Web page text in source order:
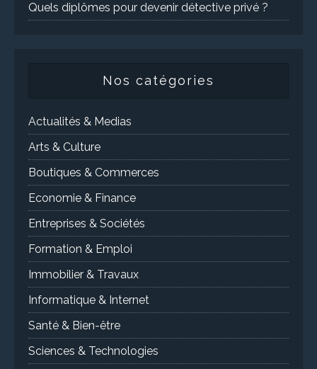
Quels diplômes pour devenir détective privé ?
Nos catégories
Actualités & Medias
Arts & Culture
Boutiques & Commerces
Economie & Finance
Entreprises & Sociétés
Formation & Emploi
Immobilier & Travaux
Informatique & Internet
Santé & Bien-être
Sciences & Technologies